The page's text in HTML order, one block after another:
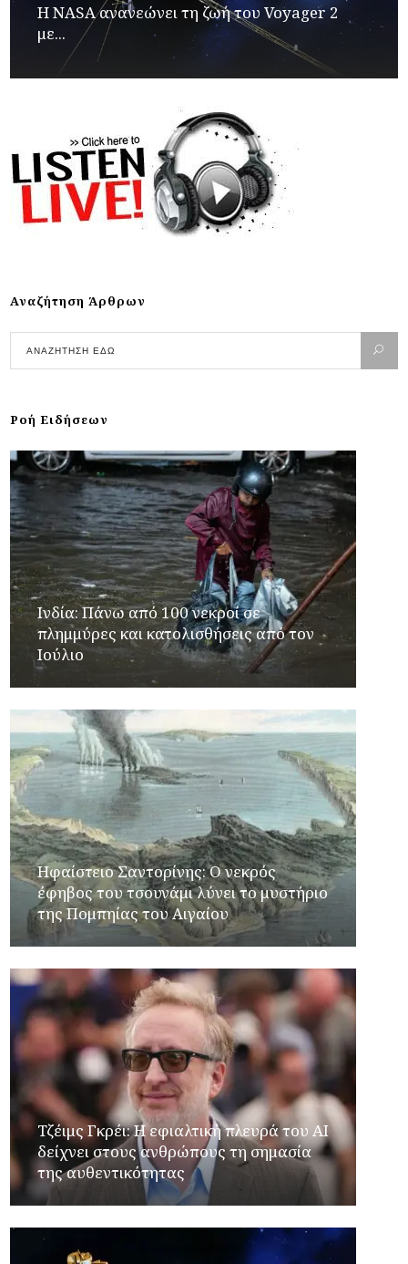
H NASA ανανεώνει τη ζωή του Voyager 2
με...
Αναζήτηση Άρθρων
Ροή Ειδήσεων
Ινδία: Πάνω από 100 νεκροί σε
πλημμύρες και κατολισθήσεις από τον
Ιούλιο
Ηφαίστειο Σαντορίνης: Ο νεκρός
έφηβος του τσουνάμι λύνει το μυστήριο
της Πομπηίας του Αιγαίου
Τζέιμς Γκρέι: H εφιαλτική πλευρά του ΑI
δείχνει στους ανθρώπους τη σημασία
της αυθεντικότητας